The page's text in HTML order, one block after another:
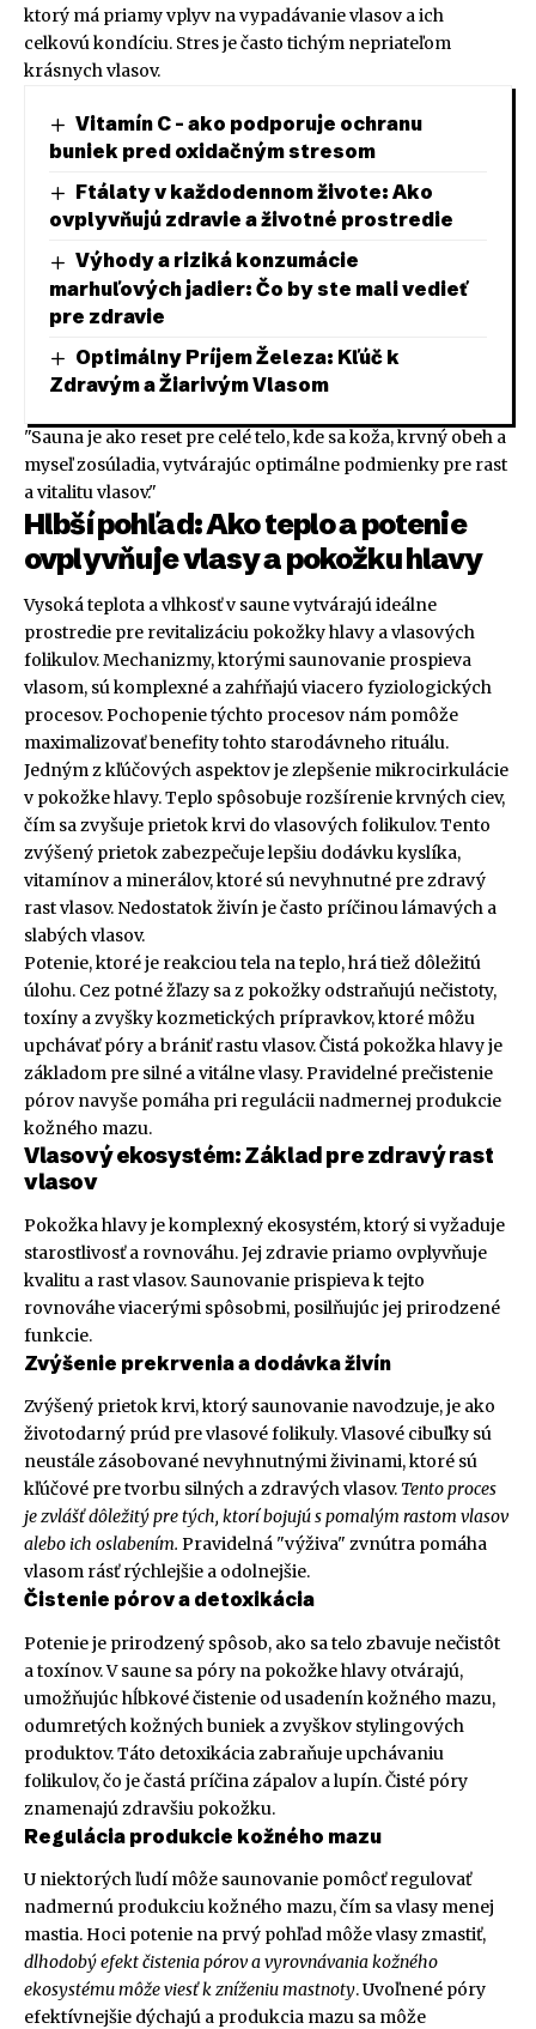
ktorý má priamy vplyv na vypadávanie vlasov a ich
celkovú kondíciu. Stres je často tichým nepriateľom
krásnych vlasov.
Vitamín C – ako podporuje ochranu
buniek pred oxidačným stresom
Ftálaty v každodennom živote: Ako
ovplyvňujú zdravie a životné prostredie
Výhody a riziká konzumácie
marhuľových jadier: Čo by ste mali vedieť
pre zdravie
Optimálny Príjem Železa: Kľúč k
Zdravým a Žiarivým Vlasom
"Sauna je ako reset pre celé telo, kde sa koža, krvný obeh a
myseľ zosúladia, vytvárajúc optimálne podmienky pre rast
a vitalitu vlasov."
Hlbší pohľad: Ako teplo a potenie
ovplyvňuje vlasy a pokožku hlavy
Vysoká teplota a vlhkosť v saune vytvárajú ideálne
prostredie pre revitalizáciu pokožky hlavy a vlasových
folikulov. Mechanizmy, ktorými saunovanie prospieva
vlasom, sú komplexné a zahŕňajú viacero fyziologických
procesov. Pochopenie týchto procesov nám pomôže
maximalizovať benefity tohto starodávneho rituálu.
Jedným z kľúčových aspektov je zlepšenie mikrocirkulácie
v pokožke hlavy. Teplo spôsobuje rozšírenie krvných ciev,
čím sa zvyšuje prietok krvi do vlasových folikulov. Tento
zvýšený prietok zabezpečuje lepšiu dodávku kyslíka,
vitamínov a minerálov, ktoré sú nevyhnutné pre zdravý
rast vlasov. Nedostatok živín je často príčinou lámavých a
slabých vlasov.
Potenie, ktoré je reakciou tela na teplo, hrá tiež dôležitú
úlohu. Cez potné žľazy sa z pokožky odstraňujú nečistoty,
toxíny a zvyšky kozmetických prípravkov, ktoré môžu
upchávať póry a brániť rastu vlasov. Čistá pokožka hlavy je
základom pre silné a vitálne vlasy. Pravidelné prečistenie
pórov navyše pomáha pri regulácii nadmernej produkcie
kožného mazu.
Vlasový ekosystém: Základ pre zdravý rast
vlasov
Pokožka hlavy je komplexný ekosystém, ktorý si vyžaduje
starostlivosť a rovnováhu. Jej zdravie priamo ovplyvňuje
kvalitu a rast vlasov. Saunovanie prispieva k tejto
rovnováhe viacerými spôsobmi, posilňujúc jej prirodzené
funkcie.
Zvýšenie prekrvenia a dodávka živín
Zvýšený prietok krvi, ktorý saunovanie navodzuje, je ako
životodarný prúd pre vlasové folikuly. Vlasové cibuľky sú
neustále zásobované nevyhnutnými živinami, ktoré sú
kľúčové pre tvorbu silných a zdravých vlasov. Tento proces
je zvlášť dôležitý pre tých, ktorí bojujú s pomalým rastom vlasov
alebo ich oslabením. Pravidelná "výživa" zvnútra pomáha
vlasom rásť rýchlejšie a odolnejšie.
Čistenie pórov a detoxikácia
Potenie je prirodzený spôsob, ako sa telo zbavuje nečistôt
a toxínov. V saune sa póry na pokožke hlavy otvárajú,
umožňujúc hĺbkové čistenie od usadenín kožného mazu,
odumretých kožných buniek a zvyškov stylingových
produktov. Táto detoxikácia zabraňuje upchávaniu
folikulov, čo je častá príčina zápalov a lupín. Čisté póry
znamenajú zdravšiu pokožku.
Regulácia produkcie kožného mazu
U niektorých ľudí môže saunovanie pomôcť regulovať
nadmernú produkciu kožného mazu, čím sa vlasy menej
mastia. Hoci potenie na prvý pohľad môže vlasy zmastiť,
dlhodobý efekt čistenia pórov a vyrovnávania kožného
ekosystému môže viesť k zníženiu mastnoty. Uvoľnené póry
efektívnejšie dýchajú a produkcia mazu sa môže